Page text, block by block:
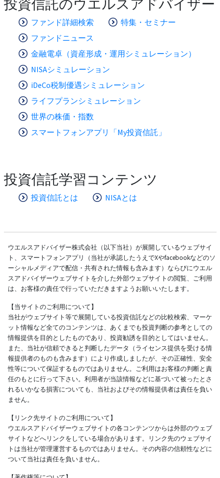
投資信託のウエルスアドバイザー
ファンド詳細検索
特集・セミナー
ファンドニュース
金融電卓（資産形成・運用シミュレーション）
NISAシミュレーション
iDeCo税制優遇シミュレーション
ライフプランシミュレーション
世界の株価・指数
スマートフォンアプリ「My投資信託」
投資信託学習コンテンツ
投資信託とは NISAとは
ウエルスアドバイザー株式会社（以下当社）が展開しているウェブサイ
ト、スマートフォンアプリ（当社が承認したうえでXやfacebookなどのソ
ーシャルメディアで配信・共有された情報も含みます）ならびにウエル
スアドバイザーウェブサイトを介した外部ウェブサイトの閲覧、ご利用
は、お客様の責任で行っていただきますようお願いいたします。
【当サイトのご利用について】
当社がウェブサイト等で展開している投資信託などの比較検索、マーケ
ット情報など全てのコンテンツは、あくまでも投資判断の参考としての
情報提供を目的としたものであり、投資勧誘を目的としてはいません。
また、当社が信頼できると判断したデータ（ライセンス提供を受ける情
報提供者のものも含みます）により作成しましたが、その正確性、安全
性等について保証するものではありません。ご利用はお客様の判断と責
任のもとに行って下さい。利用者が当該情報などに基づいて被ったとさ
れるいかなる損害についても、当社およびその情報提供者は責任を負い
ません。
【リンク先サイトのご利用について】
ウエルスアドバイザーウェブサイトの各コンテンツからは外部のウェブ
サイトなどへリンクをしている場合があります。リンク先のウェブサイ
トは当社が管理運営するものではありません。その内容の信頼性などに
ついて当社は責任を負いません。